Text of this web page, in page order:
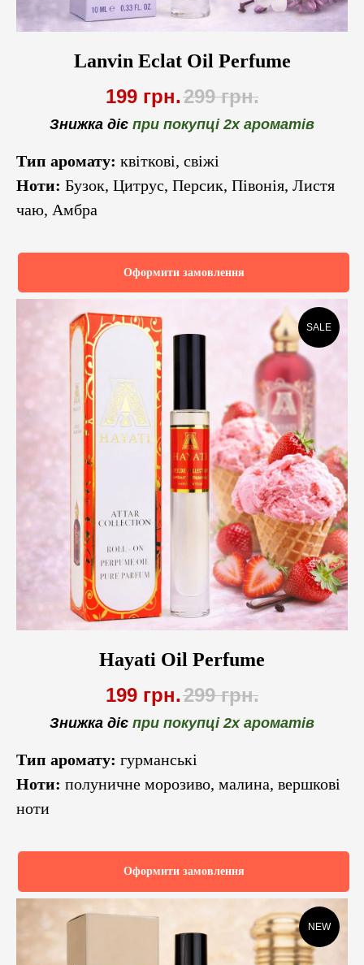
Lanvin Eclat Oil Perfume
199 грн.299 грн.
Знижка діє при покупці 2х ароматів
Тип аромату: квіткові, свіжі
Ноти: Бузок, Цитрус, Персик, Півонія, Листя
чаю, Амбра
Оформити замовлення
SALE
Hayati Oil Perfume
199 грн.299 грн.
Знижка діє при покупці 2х ароматів
Тип аромату: гурманські
Ноти: полуничне морозиво, малина, вершкові
ноти
Оформити замовлення
NEW